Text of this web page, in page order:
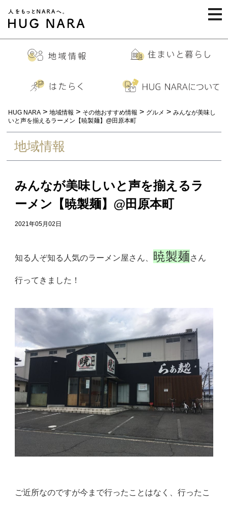
HUG NARA > 地域情報 > その他おすすめ情報 > グルメ > みんなが美味し
いと声を揃えるラーメン【暁製麺】@田原本町
地域情報
みんなが美味しいと声を揃えるラ
ーメン【暁製麺】@田原本町
2021年05月02日
知る人ぞ知る人気のラーメン屋さん、 暁製麺さん
行ってきました！
ご近所なのですが今まで行ったことはなく、行ったこ